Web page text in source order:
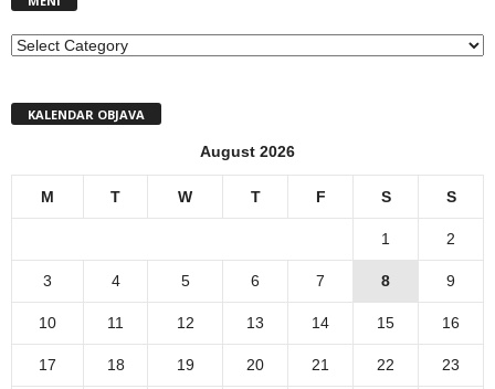
MENI
KALENDAR OBJAVA
August 2026
M T W T F S S
1 2
3 4 5 6 7 8 9
10 11 12 13 14 15 16
17 18 19 20 21 22 23